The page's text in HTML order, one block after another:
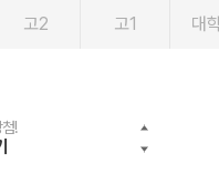
고2 고1 대
!
브
백
혜택!